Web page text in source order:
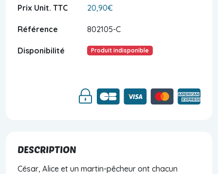
Prix Unit. TTC 20,90€
Référence 802105-C
Disponibilité Produit indisponible
DESCRIPTION
César, Alice et un martin-pêcheur ont chacun